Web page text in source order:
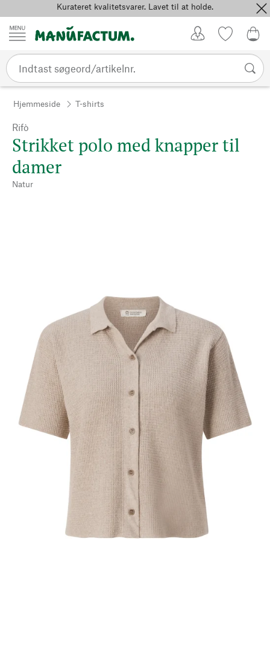
Spring til indholdKurateret kvalitetsvarer. Lavet til at holde.
Hjemmeside T-shirts
Rifò
Strikket polo med knapper til
damer
Natur